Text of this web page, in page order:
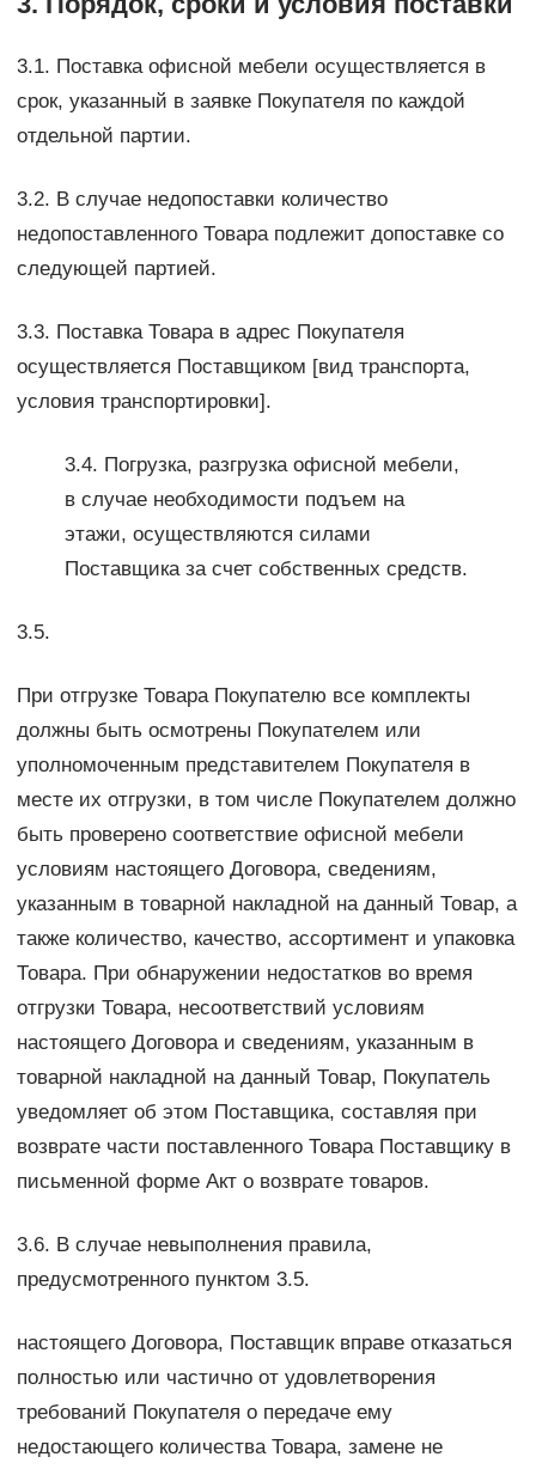
3.1. Поставка офисной мебели осуществляется в
срок, указанный в заявке Покупателя по каждой
отдельной партии.
3.2. В случае недопоставки количество
недопоставленного Товара подлежит допоставке со
следующей партией.
3.3. Поставка Товара в адрес Покупателя
осуществляется Поставщиком [вид транспорта,
условия транспортировки].
3.4. Погрузка, разгрузка офисной мебели,
в случае необходимости подъем на
этажи, осуществляются силами
Поставщика за счет собственных средств.
3.5.
При отгрузке Товара Покупателю все комплекты
должны быть осмотрены Покупателем или
уполномоченным представителем Покупателя в
месте их отгрузки, в том числе Покупателем должно
быть проверено соответствие офисной мебели
условиям настоящего Договора, сведениям,
указанным в товарной накладной на данный Товар, а
также количество, качество, ассортимент и упаковка
Товара. При обнаружении недостатков во время
отгрузки Товара, несоответствий условиям
настоящего Договора и сведениям, указанным в
товарной накладной на данный Товар, Покупатель
уведомляет об этом Поставщика, составляя при
возврате части поставленного Товара Поставщику в
письменной форме Акт о возврате товаров.
3.6. В случае невыполнения правила,
предусмотренного пунктом 3.5.
настоящего Договора, Поставщик вправе отказаться
полностью или частично от удовлетворения
требований Покупателя о передаче ему
недостающего количества Товара, замене не